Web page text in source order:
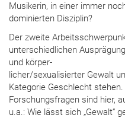
Musikerin, in einer immer
dominierten Disziplin?
Der zweite
unterschiedlichen
und körper-
licher/sexualisierter Gewalt
Kategorie Geschlecht stehen.
Forschungsfragen sind hier,
u.a.: Wie lässt sich „Gewalt“